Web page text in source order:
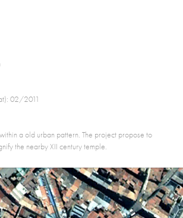
02/2011
a old urban pattern. The project propose to
the nearby XII century temple.